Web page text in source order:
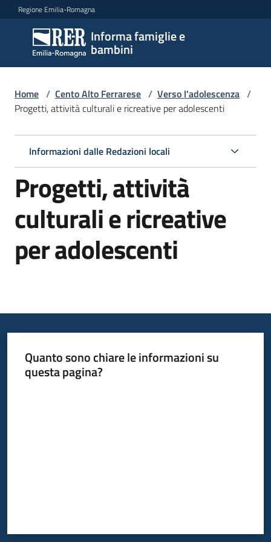
Vai al contenuto
Vai alla navigazione
Vai al footer
Regione Emilia-Romagna
Informa famiglie e
bambini
Informa
famiglie
e
bambini
Argomenti
Servizi
Centri
le
famiglie
Informazioni
Home / Cento Alto Ferrarese / Verso l'adolescenza /
Progetti, attività culturali e ricreative per adolescenti
Informazioni dalle Redazioni locali
Progetti, attività
culturali e ricreative
per adolescenti
Quanto sono chiare le informazioni su
questa pagina?